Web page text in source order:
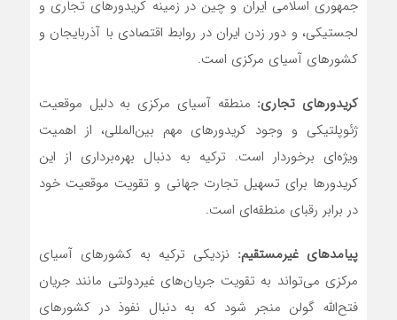
جمهوری اسلامی ایران و چین در زمینه کریدورهای تجاری و
لجستیکی، و دور زدن ایران در روابط اقتصادی با آذربایجان و
کشورهای آسیای مرکزی است.
کریدورهای تجاری: منطقه آسیای مرکزی به دلیل موقعیت
ژئوپلتیکی و وجود کریدورهای مهم بین‌المللی، از اهمیت
ویژه‌ای برخوردار است. ترکیه به دنبال بهره‌برداری از این
کریدورها برای تسهیل تجارت جهانی و تقویت موقعیت خود
در برابر رقبای منطقه‌ای است.
پیامدهای غیرمستقیم: نزدیکی ترکیه به کشورهای آسیای
مرکزی می‌تواند به تقویت جریان‌های غیردولتی مانند جریان
فتح‌الله گولن منجر شود که به دنبال نفوذ در کشورهای